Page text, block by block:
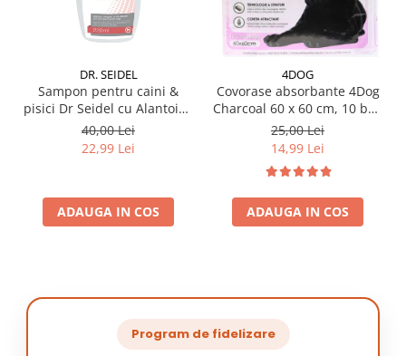
DR. SEIDEL
Sampon pentru caini &
pisici Dr Seidel cu Alantoina
220 ml
40,00 Lei
22,99 Lei
ADAUGA IN COS
4DOG
Covorase absorbante 4Dog
Charcoal 60 x 60 cm, 10 buc
/ pachet
25,00 Lei
14,99 Lei
ADAUGA IN COS
Program de fidelizare